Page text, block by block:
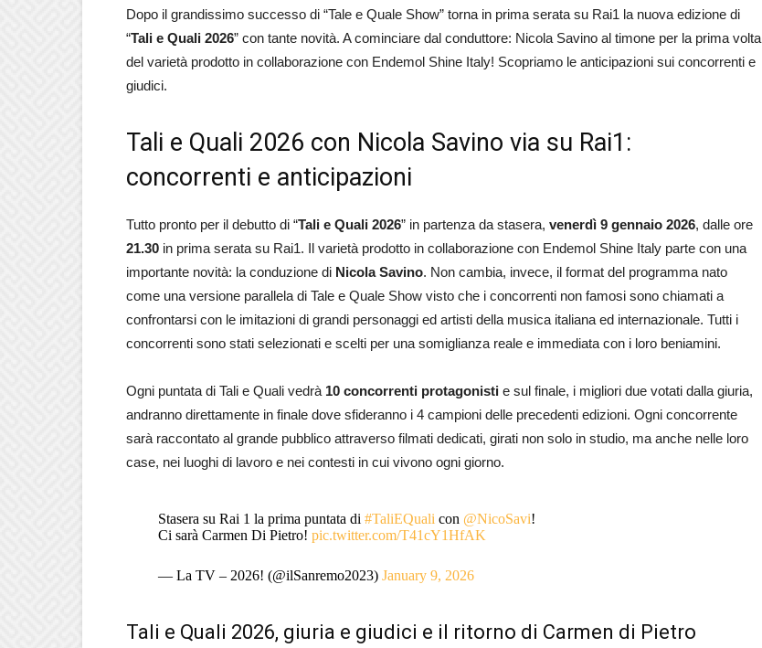
Dopo il grandissimo successo di “Tale e Quale Show” torna in prima serata su Rai1 la nuova edizione di
“Tali e Quali 2026” con tante novità. A cominciare dal conduttore: Nicola Savino al timone per la prima volta
del varietà prodotto in collaborazione con Endemol Shine Italy! Scopriamo le anticipazioni sui concorrenti e
giudici.
Tali e Quali 2026 con Nicola Savino via su Rai1:
concorrenti e anticipazioni
Tutto pronto per il debutto di “Tali e Quali 2026” in partenza da stasera, venerdì 9 gennaio 2026, dalle ore
21.30 in prima serata su Rai1. Il varietà prodotto in collaborazione con Endemol Shine Italy parte con una
importante novità: la conduzione di Nicola Savino. Non cambia, invece, il format del programma nato
come una versione parallela di Tale e Quale Show visto che i concorrenti non famosi sono chiamati a
confrontarsi con le imitazioni di grandi personaggi ed artisti della musica italiana ed internazionale. Tutti i
concorrenti sono stati selezionati e scelti per una somiglianza reale e immediata con i loro beniamini.
Ogni puntata di Tali e Quali vedrà 10 concorrenti protagonisti e sul finale, i migliori due votati dalla giuria,
andranno direttamente in finale dove sfideranno i 4 campioni delle precedenti edizioni. Ogni concorrente
sarà raccontato al grande pubblico attraverso filmati dedicati, girati non solo in studio, ma anche nelle loro
case, nei luoghi di lavoro e nei contesti in cui vivono ogni giorno.
Stasera su Rai 1 la prima puntata di #TaliEQuali con @NicoSavi!
Ci sarà Carmen Di Pietro! pic.twitter.com/T41cY1HfAK
— La TV – 2026! (@ilSanremo2023) January 9, 2026
Tali e Quali 2026, giuria e giudici e il ritorno di Carmen di Pietro